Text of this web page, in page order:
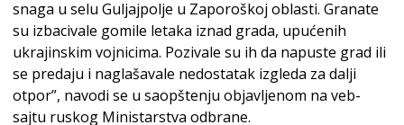
snaga u selu Guljajpolje u ​​Zaporoškoj oblasti. Granate
su izbacivale gomile letaka iznad grada, upućenih
ukrajinskim vojnicima. Pozivale su ih da napuste grad ili
se predaju i naglašavale nedostatak izgleda za dalji
otpor”, navodi se u saopštenju objavljenom na veb-
sajtu ruskog Ministarstva odbrane.